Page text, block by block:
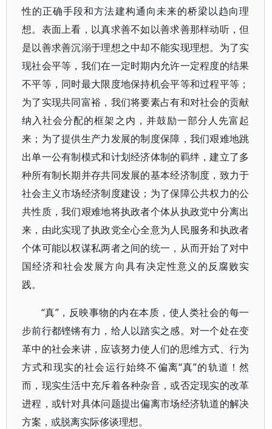
性的正确手段和方法建构通向未来的桥梁以趋向理
想。表面上看，以真求善不如以善求善那样动听，但
是以善求善沉溺于理想之中却不能实现理想。为了实
现社会平等，我们在一定时期内允许一定程度的结果
不平等，同时最大限度地保持机会平等和过程平等；
为了实现共同富裕，我们将要素占有和对社会的贡献
纳入社会分配的框架之内，并鼓励一部分人先富起
来；为了提供生产力发展的制度保障，我们艰难地跳
出单一公有制模式和计划经济体制的羁绊，建立了多
种所有制长期并存共同发展的基本经济制度，致力于
社会主义市场经济制度建设；为了保障公共权力的公
共性质，我们艰难地将执政者个体从执政党中分离出
来，由此实现了执政党全心全意为人民服务和执政者
个体可能以权谋私两者之间的统一，从而开始了对中
国经济和社会发展方向具有决定性意义的反腐败实
践。
“真”，反映事物的内在本质，使人类社会的每一
步前行都铿锵有力，给人以踏实之感。对一个处在变
革中的社会来讲，应该努力使人们的思维方式、行为
方式和现实的社会运行始终不偏离“真”的轨道！然
而，现实生活中充斥着各种杂音，或否定现实的改革
进程，或针对具体问题提出偏离市场经济轨道的解决
方案，或脱离实际侈谈理想。